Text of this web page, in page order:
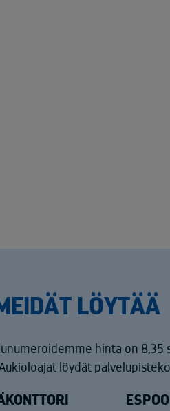
LÖYTÄÄ
hinta on 8,35
löydät